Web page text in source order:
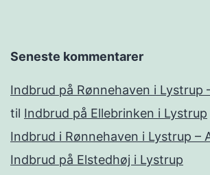
Seneste kommentarer
Indbrud på Rønnehaven i Lystrup
til Indbrud på Ellebrinken i Lystrup
Indbrud i Rønnehaven i Lystrup –
Indbrud på Elstedhøj i Lystrup